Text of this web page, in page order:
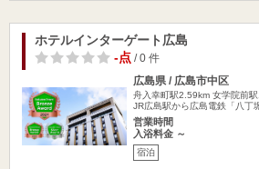
ホテルインターゲート広島
-点/ 0 件
広島県 / 広島市中区
舟入幸町駅2.59km 女学院前
JR広島駅から広島電鉄「八丁
営業時間
入浴料金 ～
宿泊